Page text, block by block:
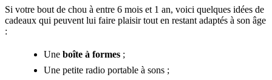
Si votre bout de chou à entre 6 mois et 1 an, voici quelques idées de
cadeaux qui peuvent lui faire plaisir tout en restant adaptés à son âge
:
Une boîte à formes ;
Une petite radio portable à sons ;